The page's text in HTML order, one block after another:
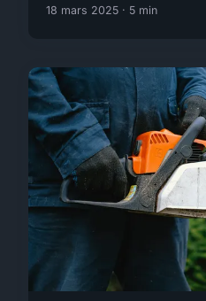
18 mars 2025 · 5 min